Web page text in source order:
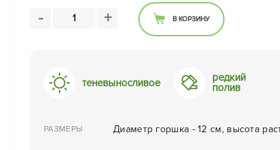
- + В КОРЗИНУ
теневыносливое
редкий
полив
РАЗМЕРЫ Диаметр горшка - 12 см, высота